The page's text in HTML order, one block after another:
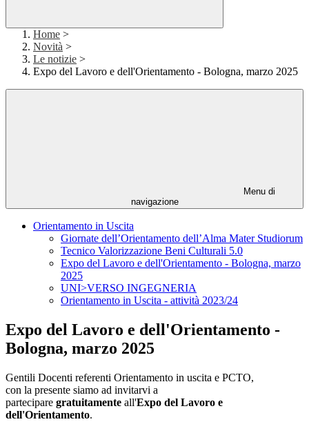
Home >
Novità >
Le notizie >
Expo del Lavoro e dell'Orientamento - Bologna, marzo 2025
Menu di
navigazione
Orientamento in Uscita
Giornate dell’Orientamento dell’Alma Mater Studiorum
Tecnico Valorizzazione Beni Culturali 5.0
Expo del Lavoro e dell'Orientamento - Bologna, marzo
2025
UNI>VERSO INGEGNERIA
Orientamento in Uscita - attività 2023/24
Expo del Lavoro e dell'Orientamento -
Bologna, marzo 2025
Gentili Docenti referenti Orientamento in uscita e PCTO,
con la presente siamo ad invitarvi a
partecipare gratuitamente all'Expo del Lavoro e
dell'Orientamento.